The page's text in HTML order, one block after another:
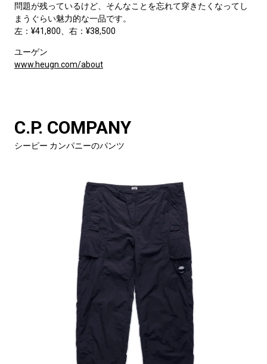
問題が残っているけど、そんなことを忘れて穿きたくなってし
まうぐらい魅力的な一品です。
左：¥41,800、右：¥38,500
ユーゲン
www.heugn.com/about
C.P. COMPANY
シーピー カンパニーのパンツ